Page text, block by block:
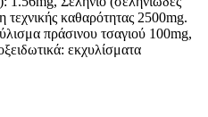
τεχνικής καθαρότητας 2500mg.
πράσινου τσαγιού 100mg,
εκχυλίσματα